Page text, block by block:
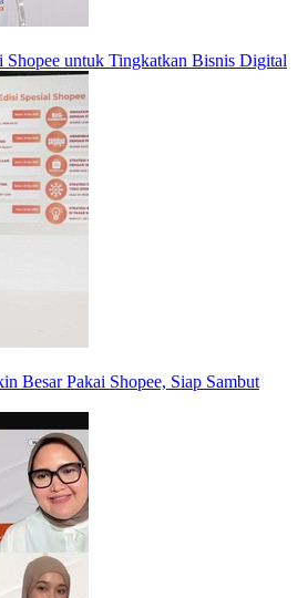
Shopee untuk Tingkatkan Bisnis Digital
Besar Pakai Shopee, Siap Sambut